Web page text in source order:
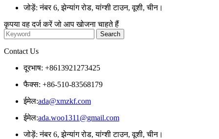
जोड़ें: नंबर 6, झेन्यांग रोड, यांग्शी टाउन, वूशी, चीन।
कृपया वह दर्ज करें जो आप खोजना चाहते हैं
Contact Us
दूरभाष: +8613921273425
फैक्स: +86-510-83568179
ईमेल:ada@xmzkf.com
ईमेल:ada.woo1311@gmail.com
जोड़ें: नंबर 6, झेन्यांग रोड, यांग्शी टाउन, वूशी, चीन।